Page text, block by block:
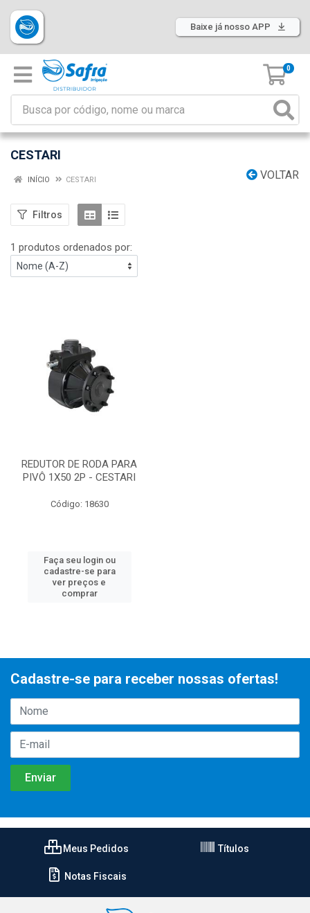
Baixe já nosso APP
0
CESTARI
VOLTAR
INÍCIO CESTARI
Filtros
1 produtos ordenados por:
REDUTOR DE RODA PARA
PIVÔ 1X50 2P - CESTARI
Código: 18630
Faça seu login ou
cadastre-se para
ver preços e
comprar
Cadastre-se para receber nossas ofertas!
Meus Pedidos Títulos
Notas Fiscais